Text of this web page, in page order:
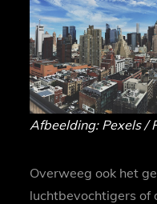
Afbeelding: Pexels /
Overweeg ook het
luchtbevochtigers of